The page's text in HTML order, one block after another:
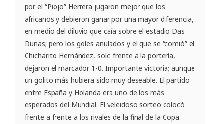
por el “Piojo” Herrera jugaron mejor que los
africanos y debieron ganar por una mayor diferencia,
en medio del diluvio que caía sobre el estadio Das
Dunas; pero los goles anulados y el que se “comió” el
Chicharito Hernández, solo frente a la portería,
dejaron el marcador 1-0. Importante victoria; aunque
un golito más hubiera sido muy deseable. El partido
entre España y Holanda era uno de los más
esperados del Mundial. El veleidoso sorteo colocó
frente a frente a los rivales de la final de la Copa